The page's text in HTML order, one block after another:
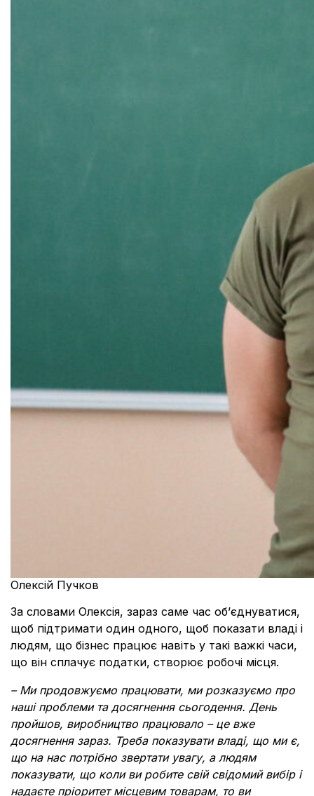
Олексій Пучков
За словами Олексія, зараз саме час обʼєднуватися,
щоб підтримати один одного, щоб показати владі і
людям, що бізнес працює навіть у такі важкі часи,
що він сплачує податки, створює робочі місця.
– Ми продовжуємо працювати, ми розказуємо про
наші проблеми та досягнення сьогодення. День
пройшов, виробництво працювало – це вже
досягнення зараз. Треба показувати владі, що ми є,
що на нас потрібно звертати увагу, а людям
показувати, що коли ви робите свій свідомий вибір і
надаєте пріоритет місцевим товарам, то ви